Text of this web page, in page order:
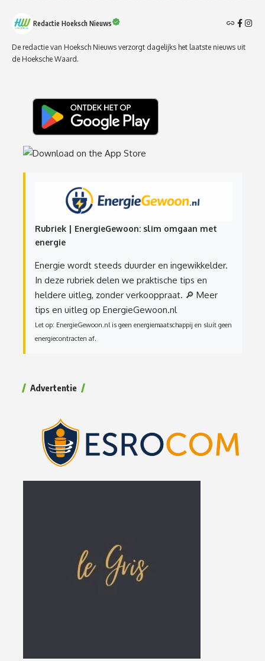
Redactie Hoeksch Nieuws
De redactie van Hoeksch Nieuws verzorgt dagelijks het laatste nieuws uit
de Hoeksche Waard.
Rubriek | EnergieGewoon: slim omgaan met
energie
Energie wordt steeds duurder en ingewikkelder.
In deze rubriek delen we praktische tips en
heldere uitleg, zonder verkooppraat. 🔎 Meer
tips en uitleg op EnergieGewoon.nl
Let op: EnergieGewoon.nl is geen energiemaatschappij en sluit geen
energiecontracten af.
Advertentie